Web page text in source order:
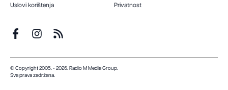
Uslovi korištenja Privatnost
© Copyright 2005. - 2026. Radio M Media Group.
Sva prava zadržana.